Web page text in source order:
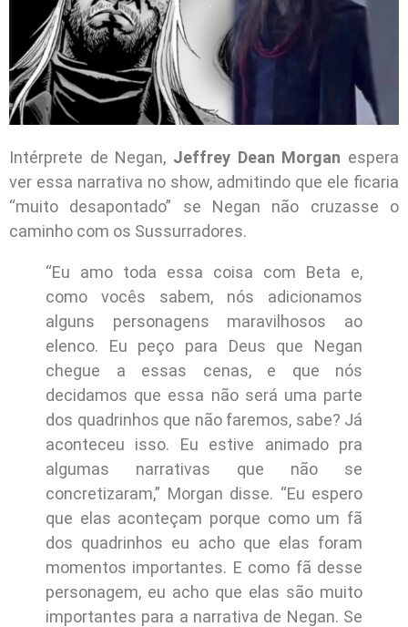
Intérprete de Negan, Jeffrey Dean Morgan espera
ver essa narrativa no show, admitindo que ele ficaria
“muito desapontado” se Negan não cruzasse o
caminho com os Sussurradores.
“Eu amo toda essa coisa com Beta e,
como vocês sabem, nós adicionamos
alguns personagens maravilhosos ao
elenco. Eu peço para Deus que Negan
chegue a essas cenas, e que nós
decidamos que essa não será uma parte
dos quadrinhos que não faremos, sabe? Já
aconteceu isso. Eu estive animado pra
algumas narrativas que não se
concretizaram,” Morgan disse. “Eu espero
que elas aconteçam porque como um fã
dos quadrinhos eu acho que elas foram
momentos importantes. E como fã desse
personagem, eu acho que elas são muito
importantes para a narrativa de Negan. Se